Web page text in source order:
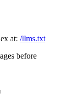
at: /llms.txt
before